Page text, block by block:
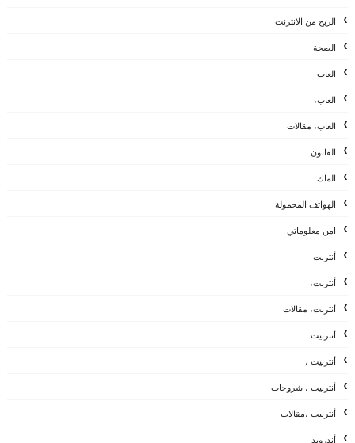
الربح من الانترنت
الصحة
العاب
العاب،
العاب، مقالات
القانون
الماك
الهواتف المحمولة
امن معلوماتي
أنترنت
أنترنت،
أنترنت، مقالات
أنترنيت
أنترنيت ،
أنترنيت ، شروحات
أنترنيت ،مقالات
أندرويد